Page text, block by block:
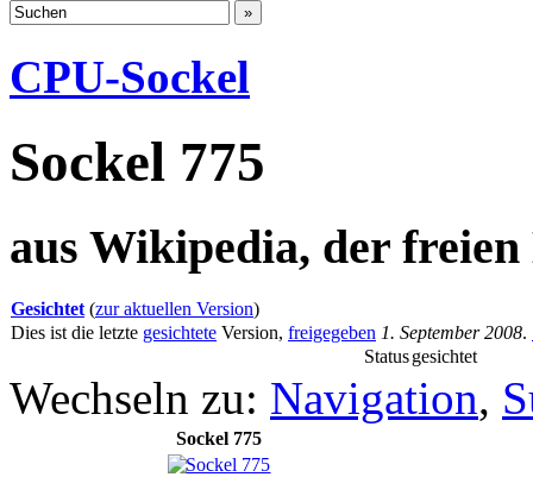
CPU-Sockel
Sockel 775
aus Wikipedia, der
Gesichtet (zur aktuellen Version)
Dies ist die letzte gesichtete Version, freigegeben 1. September 2008.
Statusgesichtet
Wechseln zu: Navigation,
Sockel 775